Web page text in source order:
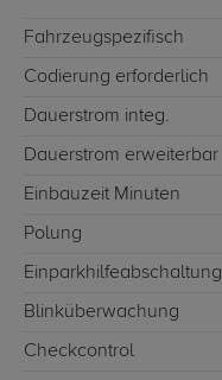
Fahrzeugspezifisch
Codierung erforderlich
Dauerstrom integ.
Dauerstrom erweiterbar
Einbauzeit Minuten
Polung
Einparkhilfeabschaltung
Blinküberwachung
Checkcontrol